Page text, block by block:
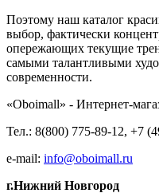
Поэтому наш каталог
выбор, фактически
опережающих текущие
самыми талантливыми
современности.
«Oboimall» - Интернет-
Тел.: 8(800) 775-89-12, +7
e-mail: info@oboimall.ru
г.Нижний Новгород